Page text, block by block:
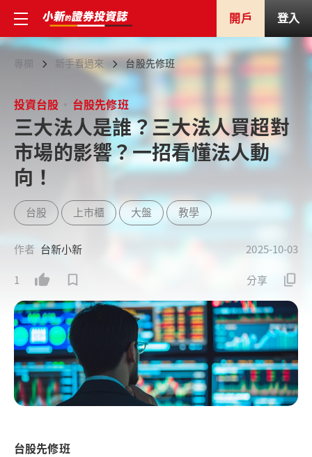
開戶 登入
專欄 新手看過來 台股先修班
投資台股 台股先修班
三大法人是誰？三大法人買超對
市場的影響？一招看懂法人動
向！
台股 上市櫃 大盤 教學
作者 台新小新 2025-10-03
1 分享
台股先修班